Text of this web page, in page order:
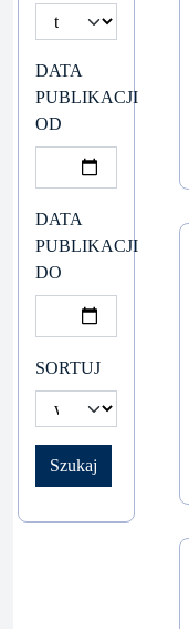
DATA
PUBLIKACJI
OD
DATA
PUBLIKACJI
DO
SORTUJ
Szukaj